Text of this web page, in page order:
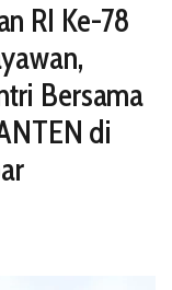
RI Ke-78
Bersama
di